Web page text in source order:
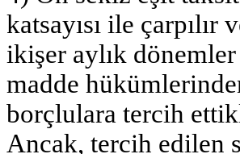
katsayısı ile
ikişer aylık
madde
borçlulara tercih
Ancak, tercih edilen